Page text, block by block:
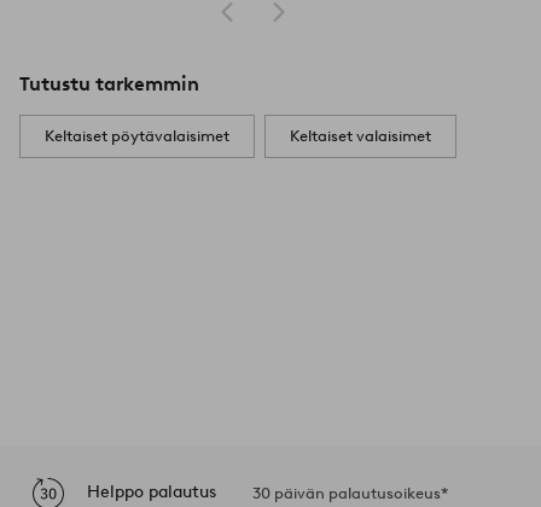
Tutustu tarkemmin
Keltaiset pöytävalaisimet Keltaiset valaisimet
Helppo palautus 30 päivän palautusoikeus*